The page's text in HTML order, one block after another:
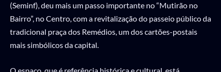
(Seminf), deu mais um passo importante no “Mutirão no
Bairro”, no Centro, com a revitalização do passeio público da
tradicional praça dos Remédios, um dos cartões-postais
mais simbólicos da capital.